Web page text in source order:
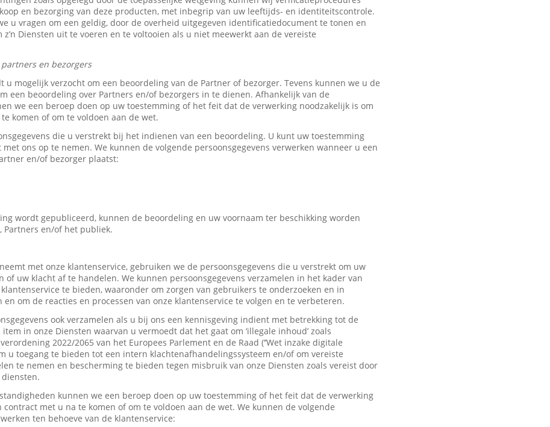
en bezorging van deze producten, met inbegrip van uw leeftijds- en identiteitscontrole.
u vragen om een geldig, door de overheid uitgegeven identificatiedocument te tonen en
z’n Diensten uit te voeren en te voltooien als u niet meewerkt aan de vereiste
en bezorgers
u mogelijk verzocht om een beoordeling van de Partner of bezorger. Tevens kunnen we u de
een beoordeling over Partners en/of bezorgers in te dienen. Afhankelijk van de
we een beroep doen op uw toestemming of het feit dat de verwerking noodzakelijk is om
komen of om te voldoen aan de wet.
die u verstrekt bij het indienen van een beoordeling. U kunt uw toestemming
ons op te nemen. We kunnen de volgende persoonsgegevens verwerken wanneer u een
en/of bezorger plaatst:
wordt gepubliceerd, kunnen de beoordeling en uw voornaam ter beschikking worden
Partners en/of het publiek.
met onze klantenservice, gebruiken we de persoonsgegevens die u verstrekt om uw
of uw klacht af te handelen. We kunnen persoonsgegevens verzamelen in het kader van
te bieden, waaronder om zorgen van gebruikers te onderzoeken en in
om de reacties en processen van onze klantenservice te volgen en te verbeteren.
ook verzamelen als u bij ons een kennisgeving indient met betrekking tot de
in onze Diensten waarvan u vermoedt dat het gaat om ‘illegale inhoud’ zoals
2022/2065 van het Europees Parlement en de Raad (‘’Wet inzake digitale
u toegang te bieden tot een intern klachtenafhandelingssysteem en/of om vereiste
te nemen en bescherming te bieden tegen misbruik van onze Diensten zoals vereist door
kunnen we een beroep doen op uw toestemming of het feit dat de verwerking
contract met u na te komen of om te voldoen aan de wet. We kunnen de volgende
ten behoeve van de klantenservice: